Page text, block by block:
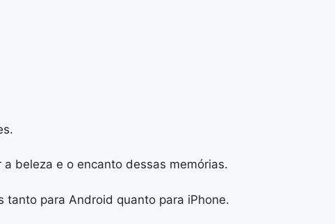
beleza e o encanto dessas memórias.
para Android quanto para iPhone.